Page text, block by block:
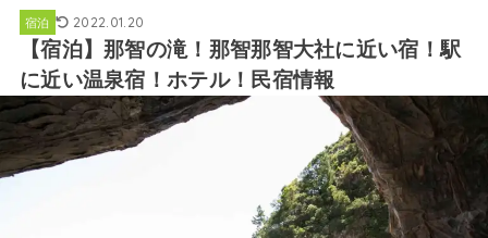
宿泊 2022.01.20
【宿泊】那智の滝！那智那智大社に近い宿！駅
に近い温泉宿！ホテル！民宿情報